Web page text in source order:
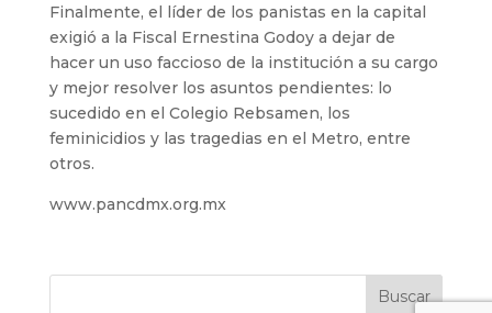
Finalmente, el líder de los panistas en la capital
exigió a la Fiscal Ernestina Godoy a dejar de
hacer un uso faccioso de la institución a su cargo
y mejor resolver los asuntos pendientes: lo
sucedido en el Colegio Rebsamen, los
feminicidios y las tragedias en el Metro, entre
otros.
www.pancdmx.org.mx